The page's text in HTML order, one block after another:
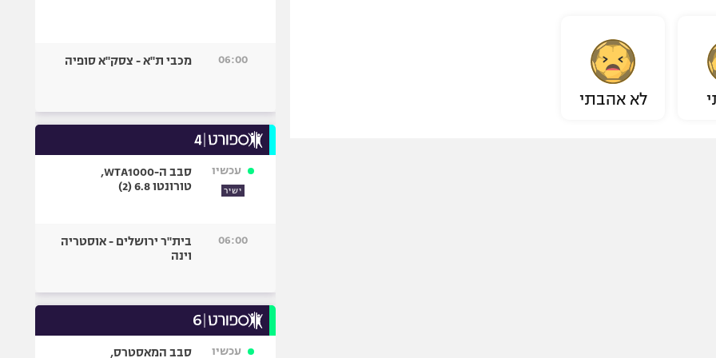
לא אהבתי
06:00 מכבי ת"א - צסק"א סופיה
עכשיו
ישיר
סבב ה-WTA1000,
טורונטו 6.8 (2)
06:00
בית"ר ירושלים - אוסטריה
וינה
עכשיו סבב המאסטרס,